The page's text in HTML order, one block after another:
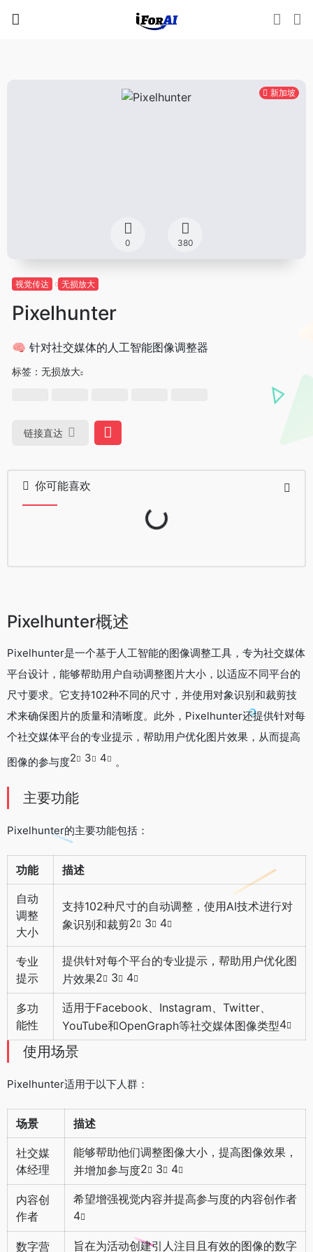
新加坡
0 380
视觉传达 无损放大
Pixelhunter
🧠 针对社交媒体的人工智能图像调整器
标签： 无损放大
链接直达
你可能喜欢
Loading...
Pixelhunter概述
Pixelhunter是一个基于人工智能的图像调整工具，专为社交媒体
平台设计，能够帮助用户自动调整图片大小，以适应不同平台的
尺寸要求。它支持102种不同的尺寸，并使用对象识别和裁剪技
术来确保图片的质量和清晰度。此外，Pixelhunter还提供针对每
个社交媒体平台的专业提示，帮助用户优化图片效果，从而提高
图像的参与度2 3 4 。
主要功能
Pixelhunter的主要功能包括：
功能 描述
自动
调整
大小
支持102种尺寸的自动调整，使用AI技术进行对
象识别和裁剪2 3 4
专业
提示
提供针对每个平台的专业提示，帮助用户优化图
片效果2 3 4
多功
能性
适用于Facebook、Instagram、Twitter、
YouTube和OpenGraph等社交媒体图像类型4
使用场景
Pixelhunter适用于以下人群：
场景 描述
社交媒
体经理
能够帮助他们调整图像大小，提高图像效果，
并增加参与度2 3 4
内容创
作者
希望增强视觉内容并提高参与度的内容创作者
4
数字营 旨在为活动创建引人注目且有效的图像的数字